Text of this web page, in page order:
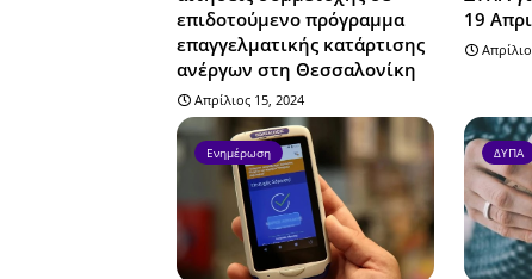
επιδοτούμενο πρόγραμμα
επαγγελματικής κατάρτισης
ανέργων στη Θεσσαλονίκη
Απρίλιος 15, 2024
19
Ενημέρωση ΔΥΠΑ